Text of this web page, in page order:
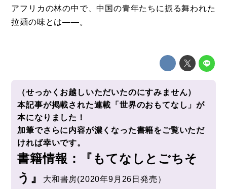
Photos
運営会社
アフリカの林の中で、中国の青年たちに振る舞われた
拉麺の味とは――。
（せっかくお越しいただいたのにすみません）
本記事が掲載された連載「世界のおもてなし」が
本になりました！
加筆でさらに内容が濃くなった書籍をご覧いただ
ければ幸いです。
書籍情報：
『もてなしとごちそ
う』
大和書房(2020年9月26日発売）